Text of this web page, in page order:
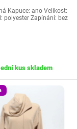
Kapuce: ano Velikost:
polyester Zapínání: bez
kus skladem